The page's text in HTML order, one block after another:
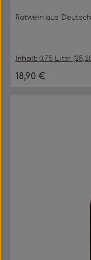
Rotwein aus
Inhalt:0.75 Liter
Regulärer Preis:
18,90 €